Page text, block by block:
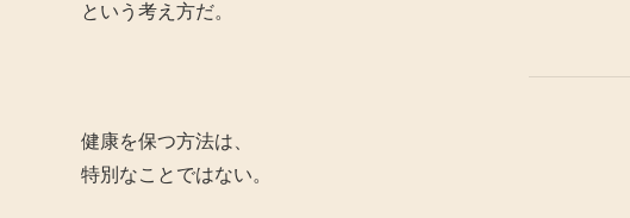
という考え方だ。
健康を保つ方法は、
特別なことではない。